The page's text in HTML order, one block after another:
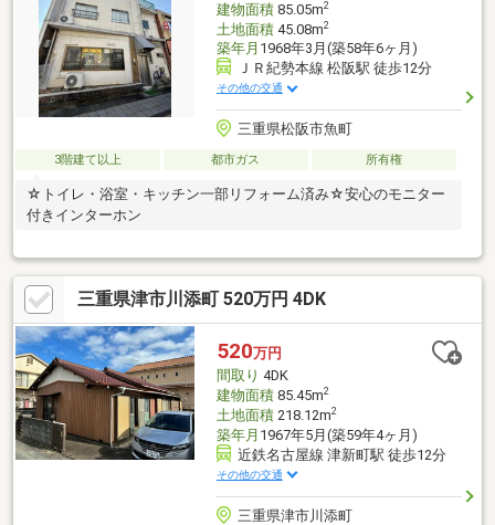
建物面積85.05m2
土地面積45.08m2
築年月 1968年3月(築58年6ヶ月)
ＪＲ紀勢本線 松阪駅 徒歩12分
その他の交通
三重県松阪市魚町
3階建て以上 都市ガス 所有権
☆トイレ・浴室・キッチン一部リフォーム済み☆安心のモニター
付きインターホン
三重県津市川添町 520万円 4DK
520万円
間取り 4DK
建物面積85.45m2
土地面積218.12m2
築年月 1967年5月(築59年4ヶ月)
近鉄名古屋線 津新町駅 徒歩12分
その他の交通
三重県津市川添町